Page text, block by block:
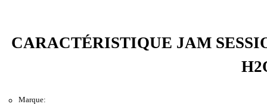
CARACTÉRISTIQUE JAM
Marque: